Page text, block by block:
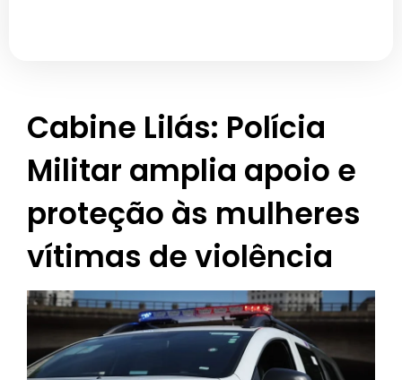
Cabine Lilás: Polícia
Militar amplia apoio e
proteção às mulheres
vítimas de violência